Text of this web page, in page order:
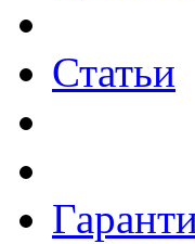
Статьи